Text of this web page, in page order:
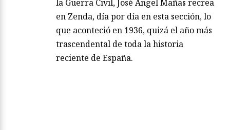
la Guerra Civil, José Ángel Mañas recrea
en Zenda, día por día en esta sección, lo
que aconteció en 1936, quizá el año más
trascendental de toda la historia
reciente de España.